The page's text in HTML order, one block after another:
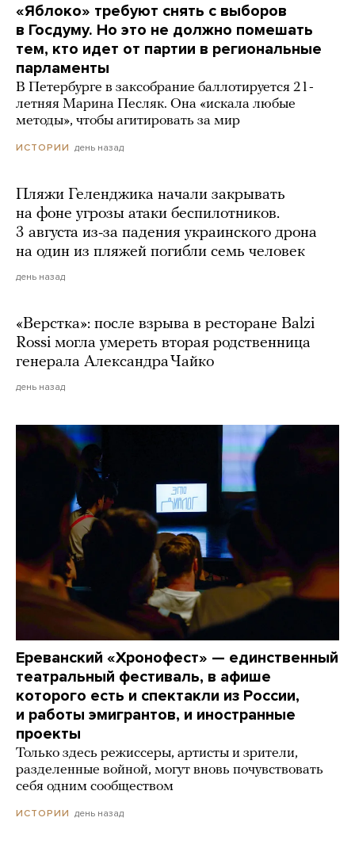
«Яблоко» требуют снять с выборов
в Госдуму. Но это не должно помешать
тем, кто идет от партии в региональные
парламенты
В Петербурге в заксобрание баллотируется 21-
летняя Марина Песляк. Она «искала любые
методы», чтобы агитировать за мир
ИСТОРИИ день назад
Пляжи Геленджика начали закрывать
на фоне угрозы атаки беспилотников.
3 августа из-за падения украинского дрона
на один из пляжей погибли семь человек
день назад
«Верстка»: после взрыва в ресторане Balzi
Rossi могла умереть вторая родственница
генерала Александра Чайко
день назад
Ереванский «Хронофест» — единственный
театральный фестиваль, в афише
которого есть и спектакли из России,
и работы эмигрантов, и иностранные
проекты
Только здесь режиссеры, артисты и зрители,
разделенные войной, могут вновь почувствовать
себя одним сообществом
ИСТОРИИ день назад